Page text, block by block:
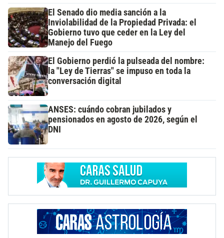
El Senado dio media sanción a la
Inviolabilidad de la Propiedad Privada: el
Gobierno tuvo que ceder en la Ley del
Manejo del Fuego
El Gobierno perdió la pulseada del nombre:
la "Ley de Tierras" se impuso en toda la
conversación digital
ANSES: cuándo cobran jubilados y
pensionados en agosto de 2026, según el
DNI